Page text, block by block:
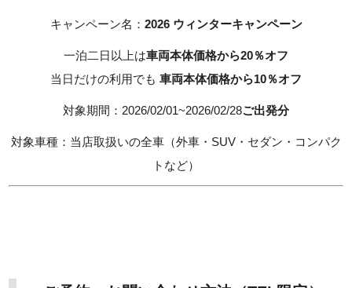
キャンペーン名： 2026 ウィンターキャンペーン
一泊二日以上は車両本体価格から20％オフ
当日だけの利用でも 車両本体価格から10％オフ
対象期間：2026/02/01~2026/02/28ご出発分
対象車種：当店取扱いの全車（外車・SUV・セダン・コンパク
トなど）